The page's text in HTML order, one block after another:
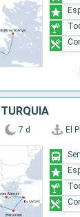
7 d El